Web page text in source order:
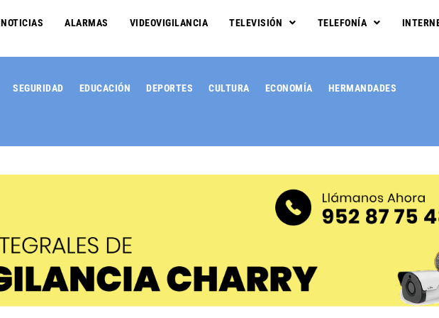
NOTICIAS ALARMAS VIDEOVIGILANCIA TELEVISIÓN TELEFONÍA
SEGURIDAD EDUCACIÓN DEPORTES CULTURA ECONOMÍA HERMANDADES